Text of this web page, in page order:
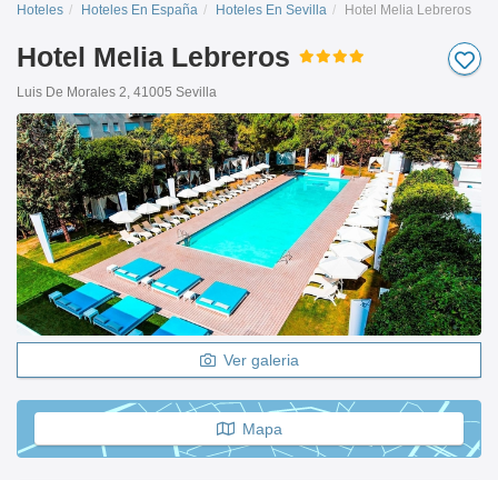
Hoteles Hoteles En España Hoteles En Sevilla Hotel Melia Lebreros
Hotel Melia Lebreros
Luis De Morales 2, 41005 Sevilla
Ver galeria
Mapa